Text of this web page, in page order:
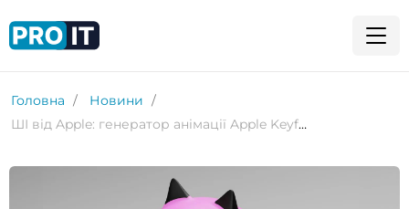
Головна
Новини
ШІ від Apple: генератор анімації Apple Keyframer